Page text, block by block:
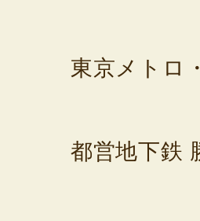
東京メトロ
都営地下鉄